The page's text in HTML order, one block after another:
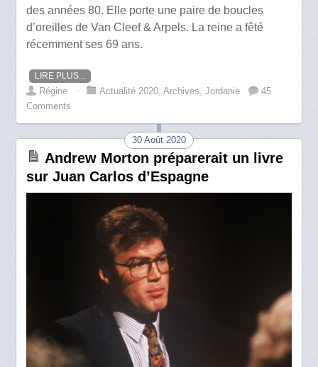
des années 80. Elle porte une paire de boucles
d’oreilles de Van Cleef & Arpels. La reine a fêté
récemment ses 69 ans.
LIRE PLUS...
Régine ⋅ Actualité 2020 ,Archives ,Jordanie
45
Comments
30 Août 2020
Andrew Morton préparerait un livre
sur Juan Carlos d’Espagne